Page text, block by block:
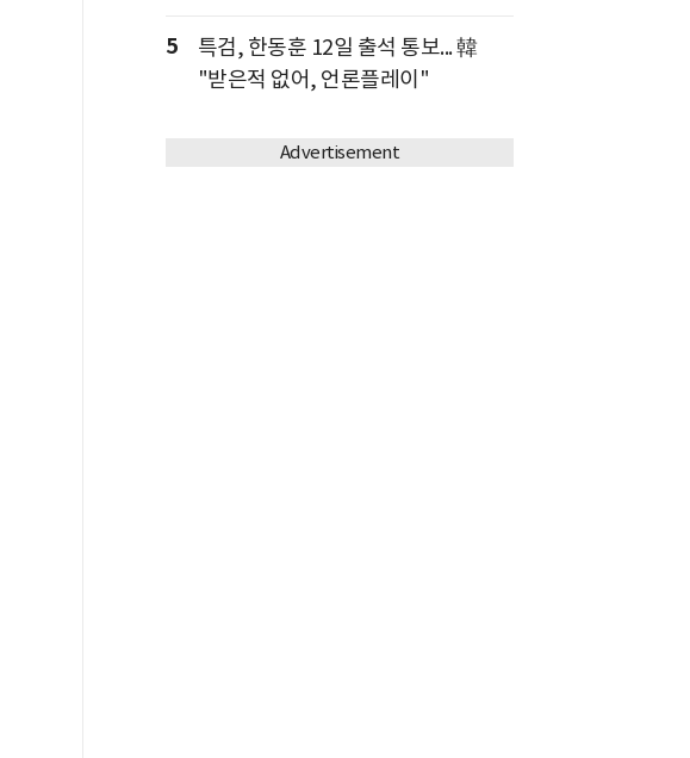
5
특검, 한동훈 12일 출석 통보... 韓
"받은적 없어, 언론플레이"